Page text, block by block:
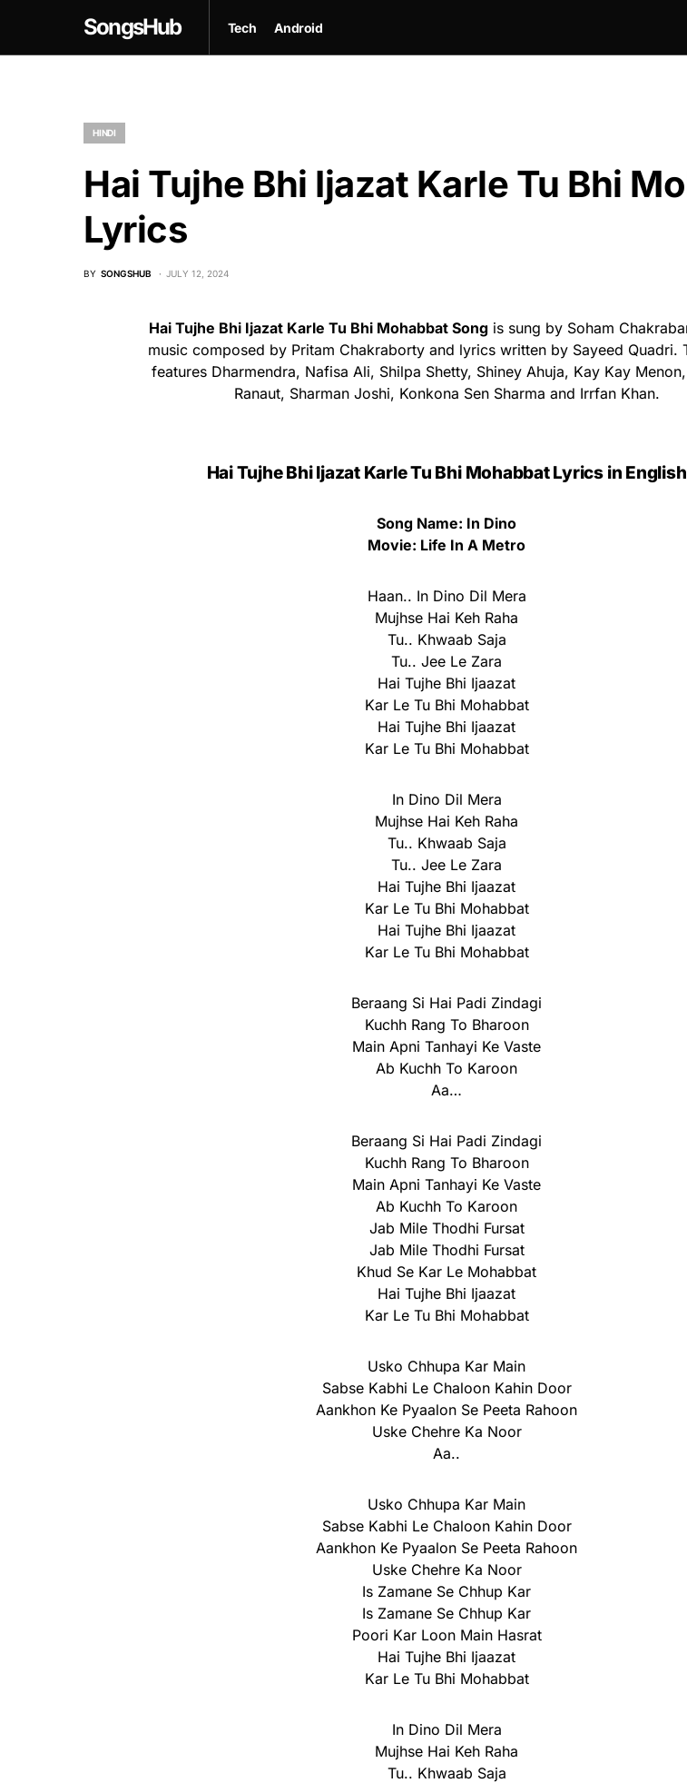
SongsHub Tech Android
HINDI
Hai Tujhe Bhi Ijazat Karle Tu Bhi
Lyrics
BY SONGSHUB JULY 12, 2024
Hai Tujhe Bhi Ijazat Karle Tu Bhi Mohabbat Song is sung by Soham
music composed by Pritam Chakraborty and lyrics written by Sayeed Quadri.
features Dharmendra, Nafisa Ali, Shilpa Shetty, Shiney Ahuja, Kay Kay
Ranaut, Sharman Joshi, Konkona Sen Sharma and Irrfan Khan.
Hai Tujhe Bhi Ijazat Karle Tu Bhi Mohabbat Lyrics in English
Song Name: In Dino
Movie: Life In A Metro
Haan.. In Dino Dil Mera
Mujhse Hai Keh Raha
Tu.. Khwaab Saja
Tu.. Jee Le Zara
Hai Tujhe Bhi Ijaazat
Kar Le Tu Bhi Mohabbat
Hai Tujhe Bhi Ijaazat
Kar Le Tu Bhi Mohabbat
In Dino Dil Mera
Mujhse Hai Keh Raha
Tu.. Khwaab Saja
Tu.. Jee Le Zara
Hai Tujhe Bhi Ijaazat
Kar Le Tu Bhi Mohabbat
Hai Tujhe Bhi Ijaazat
Kar Le Tu Bhi Mohabbat
Beraang Si Hai Padi Zindagi
Kuchh Rang To Bharoon
Main Apni Tanhayi Ke Vaste
Ab Kuchh To Karoon
Aa…
Beraang Si Hai Padi Zindagi
Kuchh Rang To Bharoon
Main Apni Tanhayi Ke Vaste
Ab Kuchh To Karoon
Jab Mile Thodhi Fursat
Jab Mile Thodhi Fursat
Khud Se Kar Le Mohabbat
Hai Tujhe Bhi Ijaazat
Kar Le Tu Bhi Mohabbat
Usko Chhupa Kar Main
Sabse Kabhi Le Chaloon Kahin Door
Aankhon Ke Pyaalon Se Peeta Rahoon
Uske Chehre Ka Noor
Aa..
Usko Chhupa Kar Main
Sabse Kabhi Le Chaloon Kahin Door
Aankhon Ke Pyaalon Se Peeta Rahoon
Uske Chehre Ka Noor
Is Zamane Se Chhup Kar
Is Zamane Se Chhup Kar
Poori Kar Loon Main Hasrat
Hai Tujhe Bhi Ijaazat
Kar Le Tu Bhi Mohabbat
In Dino Dil Mera
Mujhse Hai Keh Raha
Tu.. Khwaab Saja